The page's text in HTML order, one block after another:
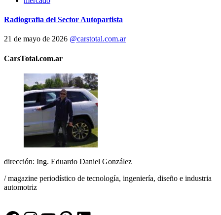
Radiografía del Sector Autopartista
21 de mayo de 2026 @carstotal.com.ar
CarsTotal.com.ar
dirección: Ing. Eduardo Daniel González
/ magazine periodístico de tecnología, ingeniería, diseño e industria
automotriz